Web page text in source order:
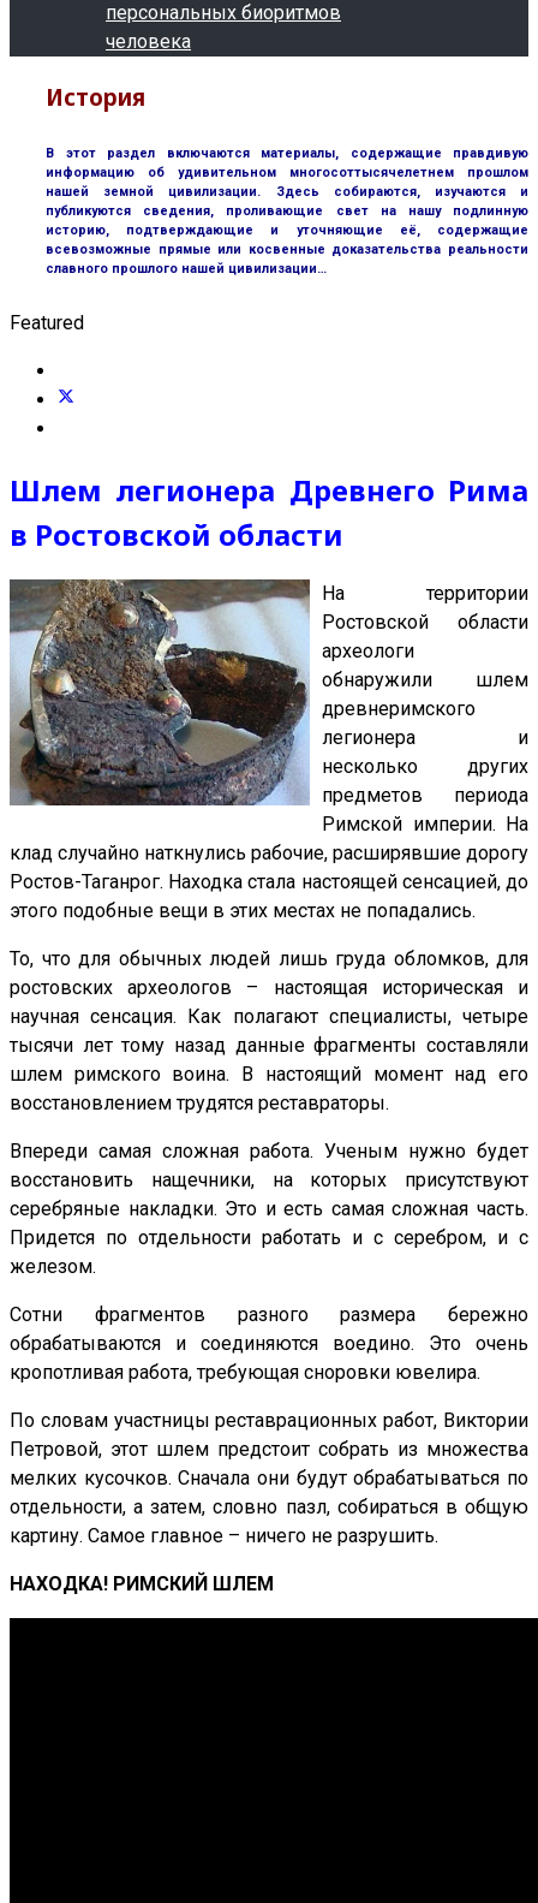
персональных биоритмов
человека
История
В этот раздел включаются материалы, содержащие правдивую
информацию об удивительном многосоттысячелетнем прошлом
нашей земной цивилизации. Здесь собираются, изучаются и
публикуются сведения, проливающие свет на нашу подлинную
историю, подтверждающие и уточняющие её, содержащие
всевозможные прямые или косвенные доказательства реальности
славного прошлого нашей цивилизации…
Featured
Шлем легионера Древнего Рима
в Ростовской области
На территории
Ростовской области
археологи
обнаружили шлем
древнеримского
легионера и
несколько других
предметов периода
Римской империи. На
клад случайно наткнулись рабочие, расширявшие дорогу
Ростов-Таганрог. Находка стала настоящей сенсацией, до
этого подобные вещи в этих местах не попадались.
То, что для обычных людей лишь груда обломков, для
ростовских археологов – настоящая историческая и
научная сенсация. Как полагают специалисты, четыре
тысячи лет тому назад данные фрагменты составляли
шлем римского воина. В настоящий момент над его
восстановлением трудятся реставраторы.
Впереди самая сложная работа. Ученым нужно будет
восстановить нащечники, на которых присутствуют
серебряные накладки. Это и есть самая сложная часть.
Придется по отдельности работать и с серебром, и с
железом.
Сотни фрагментов разного размера бережно
обрабатываются и соединяются воедино. Это очень
кропотливая работа, требующая сноровки ювелира.
По словам участницы реставрационных работ, Виктории
Петровой, этот шлем предстоит собрать из множества
мелких кусочков. Сначала они будут обрабатываться по
отдельности, а затем, словно пазл, собираться в общую
картину. Самое главное – ничего не разрушить.
НАХОДКА! РИМСКИЙ ШЛЕМ